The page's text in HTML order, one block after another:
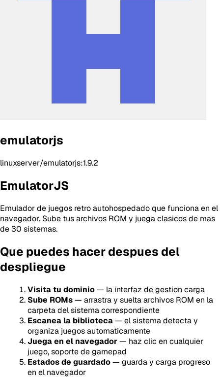
emulatorjs
linuxserver/emulatorjs:1.9.2
EmulatorJS
Emulador de juegos retro autohospedado que funciona en el
navegador. Sube tus archivos ROM y juega clasicos de mas
de 30 sistemas.
Que puedes hacer despues del
despliegue
Visita tu dominio— la interfaz de gestion carga
Sube ROMs— arrastra y suelta archivos ROM en la
carpeta del sistema correspondiente
Escanea la biblioteca— el sistema detecta y
organiza juegos automaticamente
Juega en el navegador— haz clic en cualquier
juego, soporte de gamepad
Estados de guardado— guarda y carga progreso
en el navegador